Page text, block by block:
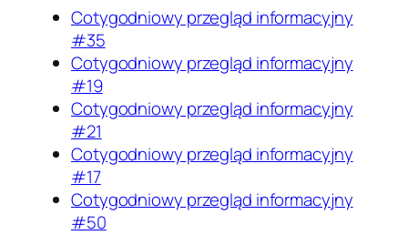
Cotygodniowy przegląd informacyjny
#35
Cotygodniowy przegląd informacyjny
#19
Cotygodniowy przegląd informacyjny
#21
Cotygodniowy przegląd informacyjny
#17
Cotygodniowy przegląd informacyjny
#50